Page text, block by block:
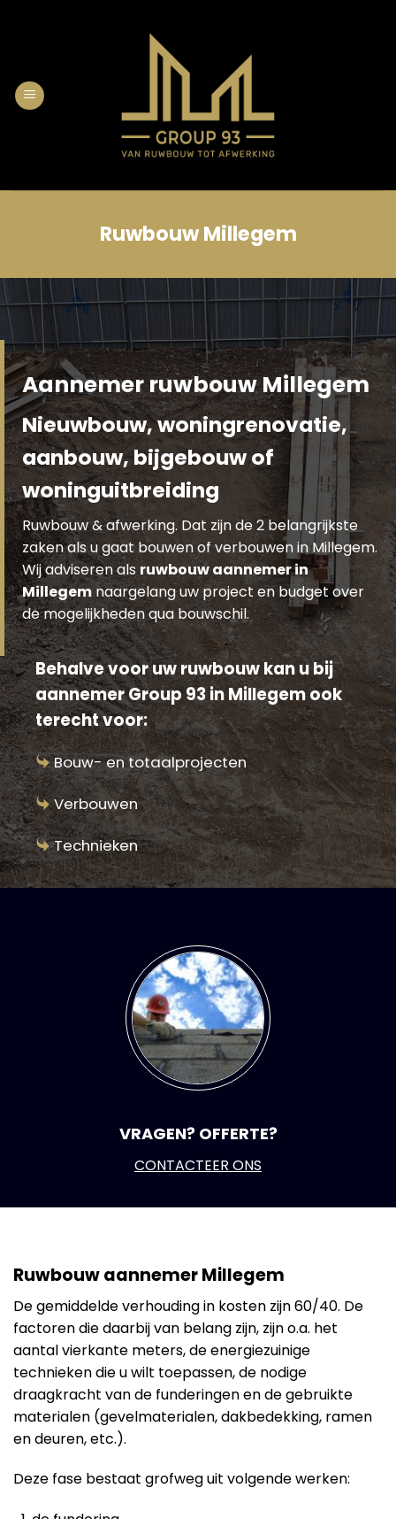
Ruwbouw Millegem
Aannemer ruwbouw Millegem
Nieuwbouw, woningrenovatie,
aanbouw, bijgebouw of
woninguitbreiding
Ruwbouw & afwerking. Dat zijn de 2 belangrijkste
zaken als u gaat bouwen of verbouwen in Millegem.
Wij adviseren als ruwbouw aannemer in
Millegem naargelang uw project en budget over
de mogelijkheden qua bouwschil.
Behalve voor uw ruwbouw kan u bij
aannemer Group 93 in Millegem ook
terecht voor:
Bouw- en totaalprojecten
Verbouwen
Technieken
VRAGEN? OFFERTE?
CONTACTEER ONS
Ruwbouw aannemer Millegem
De gemiddelde verhouding in kosten zijn 60/40. De
factoren die daarbij van belang zijn, zijn o.a. het
aantal vierkante meters, de energiezuinige
technieken die u wilt toepassen, de nodige
draagkracht van de funderingen en de gebruikte
materialen (gevelmaterialen, dakbedekking, ramen
en deuren, etc.).
Deze fase bestaat grofweg uit volgende werken: